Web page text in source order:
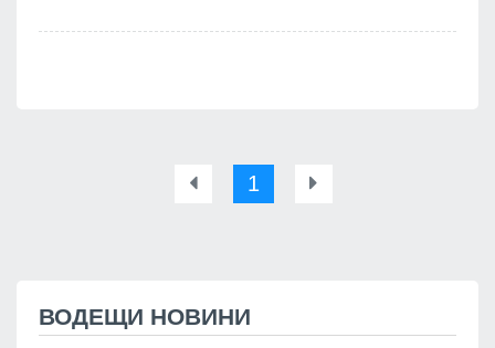
1
ВОДЕЩИ НОВИНИ